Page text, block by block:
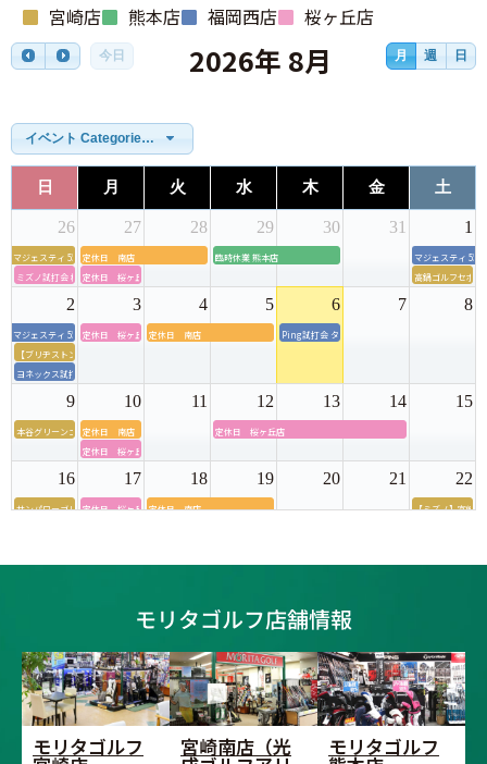
宮崎店
熊本店 福岡西店 桜ヶ丘店
今日 月 週 日
2026年 8月
イベント Categories一覧
日 月 火 水 木 金 土
26 27 28 29 30 31 1
マジェスティ 55周年モデル店内試打会＆グリップ交換会
定休日 南店 臨時休業 熊本店
マジェスティ 55
ミズノ試打会 桜ヶ丘ゴルフセンター
定休日 桜ヶ丘店 高鍋ゴルフセポー
2 3 4 5 6 7 8
マジェスティ 55周年モデル店内試打会＆グリップ交換会
定休日 桜ヶ丘店定休日 南店
Ping試打会 タイセイゴルフセンター
【ブリヂストン】宮崎店内試打会
ヨネックス試打会 タイセイゴルフセンター
9 10 11 12 13 14 15
本谷グリーンゴルフ・モリタゴルフ試打会＆アパレル販売会
定休日 南店
定休日 桜ヶ丘店
定休日 桜ヶ丘店
16 17 18 19 20 21 22
サンパワーゴルフ・モリタゴルフ試打会
定休日 桜ヶ丘店定休日 南店
【ミズノ】宮崎店
1 2 3
【ダンロップ】宮崎店内フィッティング試打会
定休日 桜ヶ丘店
モリタゴルフ店舗情報
モリタゴルフ 宮崎南店（光 モリタゴルフ